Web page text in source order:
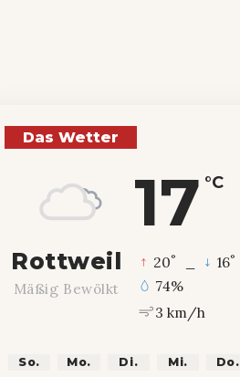
Das Wetter
17 °C
Rottweil
Mäßig Bewölkt
20° 16°
74%
3 km/h
So. Mo. Di. Mi. Do.